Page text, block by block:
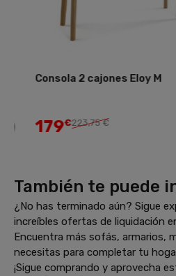
Consola 2 cajones Eloy M
179€223,75 €
También te puede
¿No has terminado aún? Sigue
increíbles ofertas de liquidación
Encuentra más sofás, armarios,
necesitas para completar tu
¡Sigue comprando y aprovecha